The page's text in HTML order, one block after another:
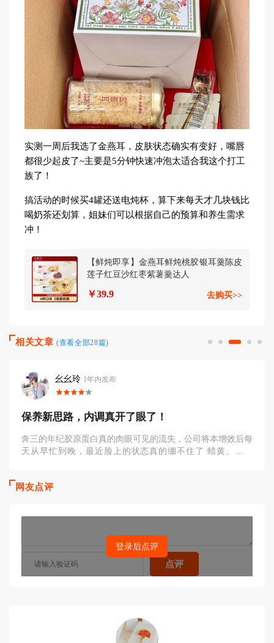
实测一周后我选了金燕耳，皮肤状态确实有变好，嘴唇
都很少起皮了~主要是5分钟快速冲泡太适合我这个打工
族了！
搞活动的时候买4罐还送电炖杯，算下来每天才几块钱比
喝奶茶还划算，姐妹们可以根据自己的预算和养生需求
冲！
【鲜炖即享】金燕耳鲜炖桃胶银耳羹陈皮
莲子红豆沙红枣紫薯羹达人
￥39.9 去购买>>
相关文章 (查看全部28篇)
幺幺玲 1年内发布
保养新思路，内调真开了眼了！
奔三的年纪胶原蛋白真的肉眼可见的流失，公司将本增效后每
天从早忙到晚，最近脸上的状态真的绷不住了 蜡黄、没光
网友点评